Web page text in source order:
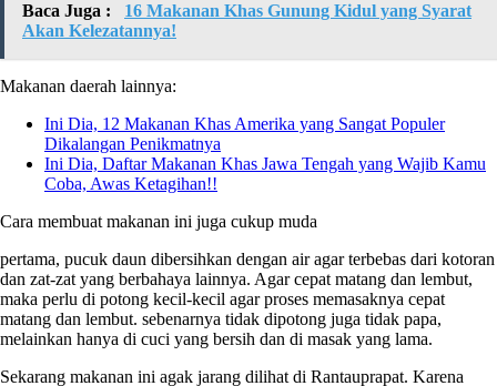
Baca Juga :
16 Makanan Khas Gunung Kidul yang Syarat
Akan Kelezatannya!
Makanan daerah lainnya:
Ini Dia, 12 Makanan Khas Amerika yang Sangat Populer
Dikalangan Penikmatnya
Ini Dia, Daftar Makanan Khas Jawa Tengah yang Wajib Kamu
Coba, Awas Ketagihan!!
Cara membuat makanan ini juga cukup muda
pertama, pucuk daun dibersihkan dengan air agar terbebas dari kotoran
dan zat-zat yang berbahaya lainnya. Agar cepat matang dan lembut,
maka perlu di potong kecil-kecil agar proses memasaknya cepat
matang dan lembut. sebenarnya tidak dipotong juga tidak papa,
melainkan hanya di cuci yang bersih dan di masak yang lama.
Sekarang makanan ini agak jarang dilihat di Rantauprapat. Karena